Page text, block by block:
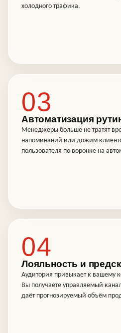
холодного трафика.
03
Автоматизация
Менеджеры больше не тратят
напоминаний или дожим
пользователя по воронке на
04
Лояльность и
Аудитория привыкает к вашему
Вы получаете управляемый
даёт прогнозируемый объём